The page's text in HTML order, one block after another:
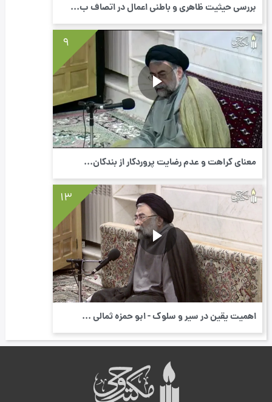
بررسی حیثیت ظاهری و باطنی اعمال در اتصاف ب...
9
معنای کراهت و عدم رضایت پروردگار از بندگان...
13
اهمیت یقین در سیر و سلوک - ابو حمزه ثمالی ...